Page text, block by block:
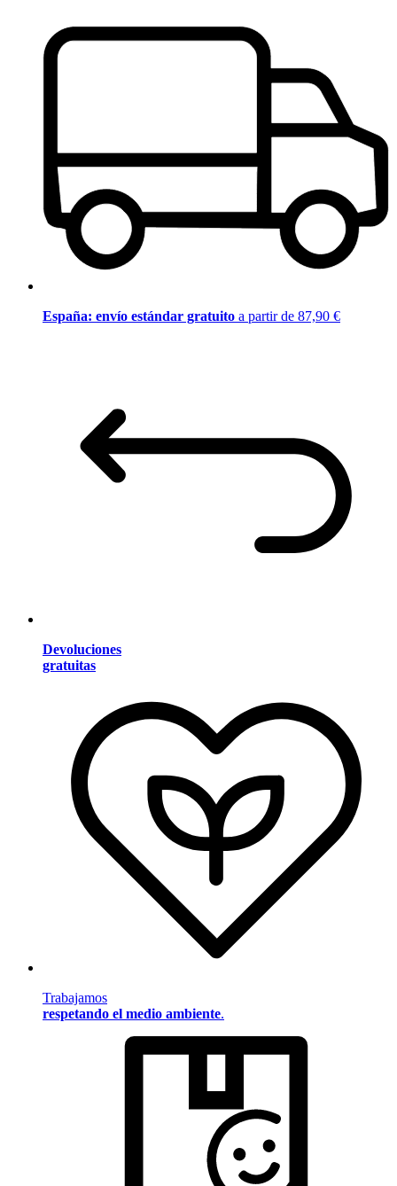
España: envío estándar gratuito a partir de 87,90 €
Devoluciones
gratuitas
Trabajamos
respetando el medio ambiente.